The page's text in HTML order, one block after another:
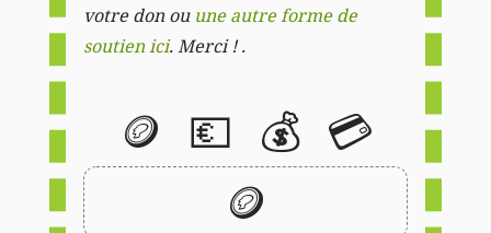
votre don ou une autre forme de
soutien ici. Merci ! .
🪙 💶 💰 💳
🪙